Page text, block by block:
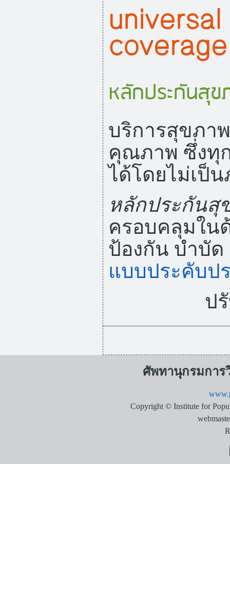
หลักประกันสุ
บริการสุขภา
คุณภาพ ซึ่งทุ
ได้โดยไม่เป็น
หลักประกันสุ
ครอบคลุมใน
ป้องกัน บำบั
แบบประคับป
ป
ศัพทานุกรมการ
Copyright © Institute for